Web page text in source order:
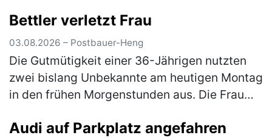
vorangegangenem Streit prügelten die
Männ…(mehr)
Bettler verletzt Frau
03.08.2026 – Postbauer-Heng
Die Gutmütigkeit einer 36-Jährigen nutzten
zwei bislang Unbekannte am heutigen Montag
in den frühen Morgenstunden aus. Die Frau
unterwegs, als sie einen Man…(mehr)
Audi auf Parkplatz angefahren